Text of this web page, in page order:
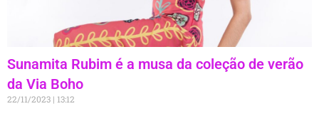
Sunamita Rubim é a musa da coleção de verão
da Via Boho
22/11/2023 13:12